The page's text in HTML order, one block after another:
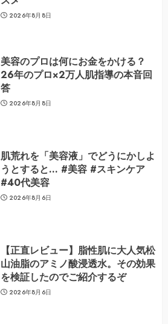
2026年8月8日
美容のプロは何にお金をかける？
26年のプロ×2万人肌指導の本音回
答
2026年8月8日
肌荒れを「美容液」でどうにかしよ
うとすると… #美容 #スキンケア
#40代美容
2026年8月6日
【正直レビュー】脂性肌に大人気松
山油脂のアミノ酸浸透水。その効果
を検証したのでご紹介するぞ
2026年8月6日